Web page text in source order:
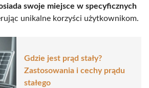
swoje miejsce w specyficznych
unikalne korzyści użytkownikom.
Gdzie jest prąd stały?
Zastosowania i cechy prądu
stałego